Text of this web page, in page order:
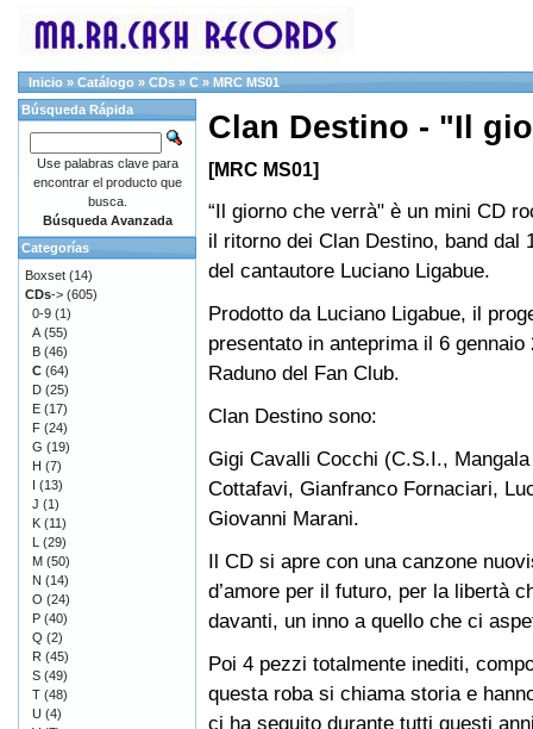
Inicio » Catálogo » CDs » C » MRC MS01
Clan Destino - "Il
[MRC MS01]
“Il giorno che verrà" è un mini CD
il ritorno dei Clan Destino, band dal
del cantautore Luciano Ligabue.
Prodotto da Luciano Ligabue, il
presentato in anteprima il 6 gennaio
Raduno del Fan Club.
Clan Destino sono:
Gigi Cavalli Cocchi (C.S.I.,
Cottafavi, Gianfranco Fornaciari,
Giovanni Marani.
Il CD si apre con una canzone
d’amore per il futuro, per la libertà
davanti, un inno a quello che ci
Poi 4 pezzi totalmente inediti,
questa roba si chiama storia e
ci ha seguito durante tutti questi
Búsqueda Rápida
Use palabras clave para
encontrar el producto que
busca.
Búsqueda Avanzada
Categorías
Boxset (14)
CDs-> (605)
0-9 (1)
A (55)
B (46)
C (64)
D (25)
E (17)
F (24)
G (19)
H (7)
I (13)
J (1)
K (11)
L (29)
M (50)
N (14)
O (24)
P (40)
Q (2)
R (45)
S (49)
T (48)
U (4)